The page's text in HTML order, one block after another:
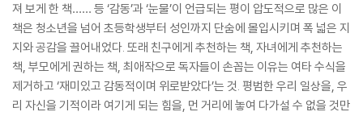
져 보게 한 책…… 등 ‘감동’과 ‘눈물’이 언급되는 평이 압도적으로 많은 이
책은 청소년을 넘어 초등학생부터 성인까지 단숨에 몰입시키며 폭 넓은 지
지와 공감을 끌어내었다. 또래 친구에게 추천하는 책, 자녀에게 추천하는
책, 부모에게 권하는 책, 최애작으로 독자들이 손꼽는 이유는 여타 수식을
제거하고 ‘재미있고 감동적이며 위로받았다’는 것. 평범한 우리 일상을, 우
리 자신을 기적이라 여기게 되는 힘을, 먼 거리에 놓여 다가설 수 없을 것만